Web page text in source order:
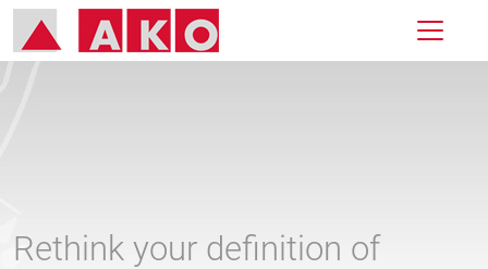
Rethink your definition of